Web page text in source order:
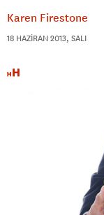
Karen Firestone
18 HAZIRAN 2013, SALI